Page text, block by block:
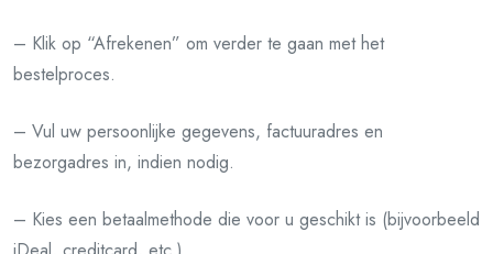
– Klik op “Afrekenen” om verder te gaan met het
bestelproces.
– Vul uw persoonlijke gegevens, factuuradres en
bezorgadres in, indien nodig.
– Kies een betaalmethode die voor u geschikt is (bijvoorbeeld